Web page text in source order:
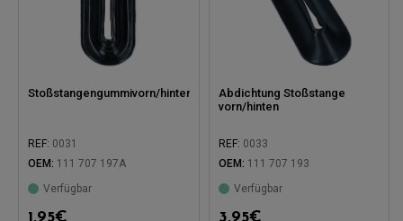
Stoßstangengummivorn/hinten
REF: 0031
OEM: 111 707 197A
Verfügbar
1,95€
Abdichtung Stoßstange
vorn/hinten
REF: 0033
OEM: 111 707 193
Verfügbar
3,95€